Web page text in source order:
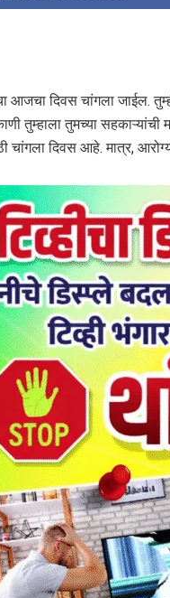
आजचा दिवस चांगला जाईल.
तुम्हाला तुमच्या
चांगला दिवस आहे. मात्र,